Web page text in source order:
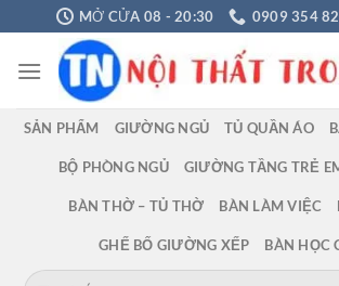
Chuyển
đến
nội
MỞ CỬA 08 - 20:30 0909 354
SẢN PHẨM GIƯỜNG NGỦ TỦ QUẦN ÁO
BỘ PHÒNG NGỦ GIƯỜNG TẦNG TRẺ
BÀN THỜ – TỦ THỜ BÀN LÀM VIỆC
GHẾ BỐ GIƯỜNG XẾP BÀN HỌC
Tìm